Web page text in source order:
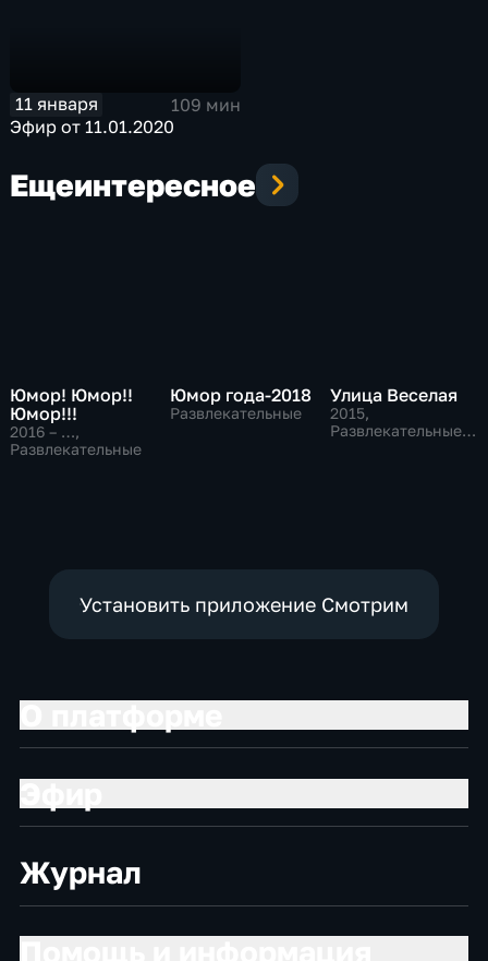
11 января
109 мин
Эфир от 11.01.2020
Ещеинтересное
Юмор! Юмор!!
Юмор!!!
2016 – …,
Развлекательные
Юмор года-2018
Развлекательные
Улица Веселая
2015,
Развлекательные,
Установить приложение Смотрим
Журнал